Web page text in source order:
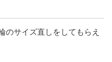
のサイズ直しをしてもらえ